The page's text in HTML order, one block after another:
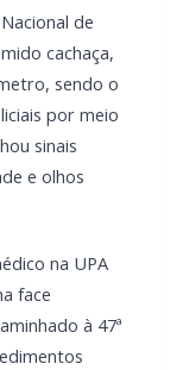
de forma
intenções.
e graves ameaças
viatura, o que
do camburão.
de